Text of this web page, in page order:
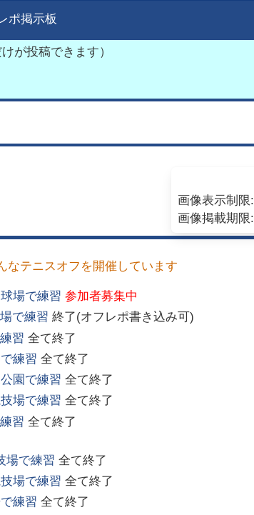
ポ掲示板
が投稿できます）
画像表示制限:
画像掲載期限:
なテニスオフを開催しています
場で練習 参加者募集中
で練習 終了(オフレポ書き込み可)
習 全て終了
練習 全て終了
園で練習 全て終了
場で練習 全て終了
習 全て終了
場で練習 全て終了
場で練習 全て終了
練習 全て終了